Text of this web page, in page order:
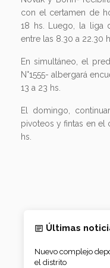
con el certamen de
18 hs. Luego, la liga
entre las 8.30 a 22.30
En simultáneo, el
N°1555- albergará
13 a 23 hs.
El domingo,
pivoteos y fintas en el
hs.
Últimas
Nuevo complejo
el distrito